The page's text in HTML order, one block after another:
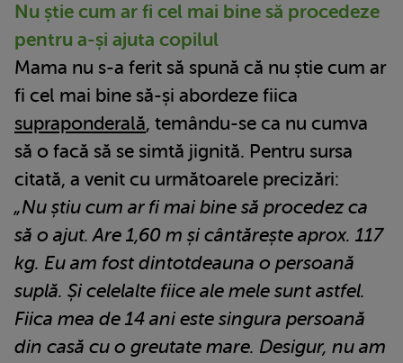
Nu știe cum ar fi cel mai bine să procedeze
pentru a-și ajuta copilul
Mama nu s-a ferit să spună că nu știe cum ar
fi cel mai bine să-și abordeze fiica
supraponderală, temându-se ca nu cumva
să o facă să se simtă jignită. Pentru sursa
citată, a venit cu următoarele precizări:
„Nu știu cum ar fi mai bine să procedez ca
să o ajut. Are 1,60 m și cântărește aprox. 117
kg. Eu am fost dintotdeauna o persoană
suplă. Și celelalte fiice ale mele sunt astfel.
Fiica mea de 14 ani este singura persoană
din casă cu o greutate mare. Desigur, nu am